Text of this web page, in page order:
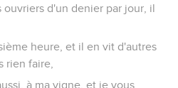
d'un denier par jour, il
heure, et il en vit d'autres
rien faire,
à ma vigne, et je vous